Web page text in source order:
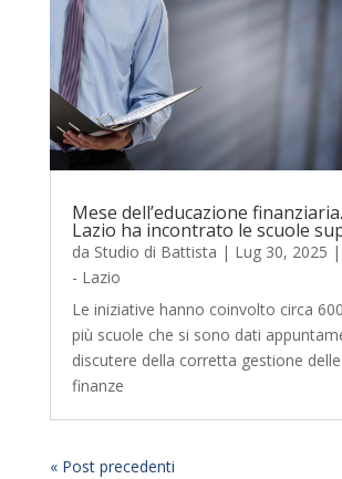
Mese dell’educazione
Lazio ha incontrato le scuole
da Studio di Battista | Lug 30, 2025 |
- Lazio
Le iniziative hanno coinvolto circa
più scuole che si sono dati
discutere della corretta gestione
finanze
« Post precedenti